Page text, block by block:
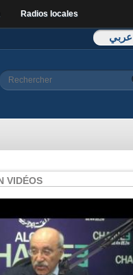
Radios locales
عربي
Formulaire de
Rechercher
VIDÉOS